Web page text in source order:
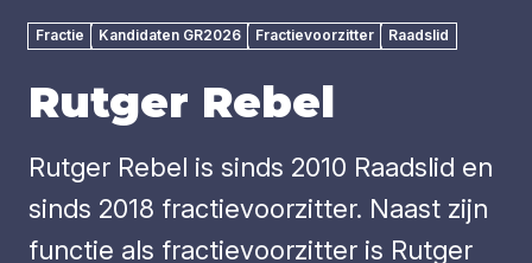
Fractie Kandidaten GR2026 Fractievoorzitter Raadslid
Rutger Rebel
Rutger Rebel is sinds 2010 Raadslid en
sinds 2018 fractievoorzitter. Naast zijn
functie als fractievoorzitter is Rutger